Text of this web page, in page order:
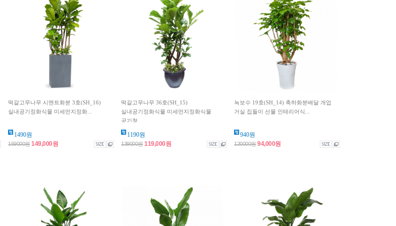
떡갈고무나무 시멘트화분 3호(SH_16)
실내공기정화식물 미세먼지정화...
1490원
169000원149,000원
떡갈고무나무 36호(SH_15)
실내공기정화식물 미세먼지정화식물
공기청...
1190원
139000원119,000원
녹보수 19호(SH_14) 축하화분배달 개업
거실 집들이 선물 인테리어식...
940원
120000원94,000원